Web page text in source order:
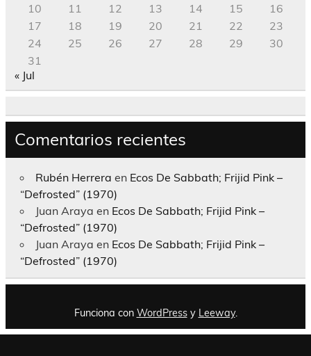
10
11 12 13 14 15
16
17
18 19 20 21 22
23
24
25 26 27 28 29
30
31
« Jul
Comentarios recientes
Rubén Herrera en Ecos De Sabbath; Frijid Pink –
“Defrosted” (1970)
Juan Araya en Ecos De Sabbath; Frijid Pink –
“Defrosted” (1970)
Juan Araya en Ecos De Sabbath; Frijid Pink –
“Defrosted” (1970)
Funciona con WordPressy Leeway.